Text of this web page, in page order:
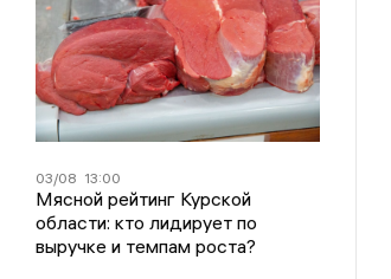
03/08 13:00
Мясной рейтинг Курской
области: кто лидирует по
выручке и темпам роста?